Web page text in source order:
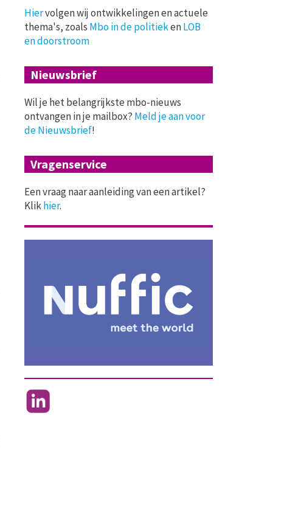
Hiervolgen wij ontwikkelingen en actuele
thema's, zoals Mbo in de politiekenLOB
en doorstroom
Nieuwsbrief
Wil je het belangrijkste mbo-nieuws
ontvangen in je mailbox? Meld je aan voor
de Nieuwsbrief!
Vragenservice
Een vraag naar aanleiding van een artikel?
Klikhier.